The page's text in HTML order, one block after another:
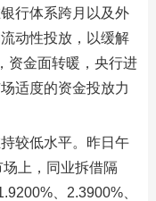
行体系跨月以及外
动性投放，以缓解
资金面转暖，央行进
适度的资金投放力
较低水平。昨日午
上，同业拆借隔
、2.3900%、